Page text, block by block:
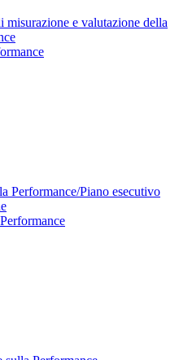
misurazione e valutazione della
Performance/Piano esecutivo